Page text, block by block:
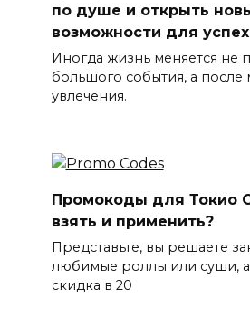
по душе и открыть
возможности для
Иногда жизнь меняется не
большого события, а после
увлечения.
Промокоды для Токио
взять и применить?
Представьте, вы решаете
любимые роллы или суши, а
скидка в 20